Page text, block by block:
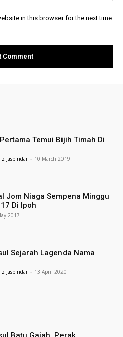
in this browser for the next time
Temui Bijih Timah Di
Jasbindar - 10 March 2019
Jom Niaga Sempena Minggu
Di Ipoh
2017
Sejarah Lagenda Nama
Jasbindar - 13 April 2020